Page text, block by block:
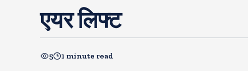
एयर लिफ्ट
5 1 minute read